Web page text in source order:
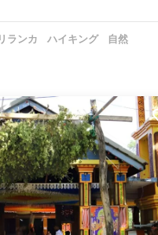
ランカ ハイキング 自然